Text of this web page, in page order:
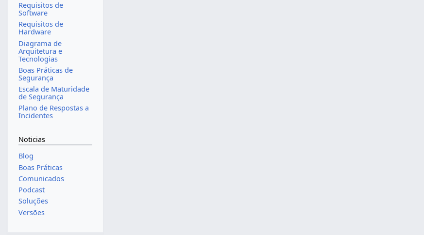
Requisitos de
Software
Requisitos de
Hardware
Diagrama de
Arquitetura e
Tecnologias
Boas Práticas de
Segurança
Escala de Maturidade
de Segurança
Plano de Respostas a
Incidentes
Noticias
Blog
Boas Práticas
Comunicados
Podcast
Soluções
Versões